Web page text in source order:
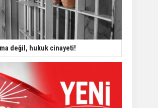
değil, hukuk cinayeti!